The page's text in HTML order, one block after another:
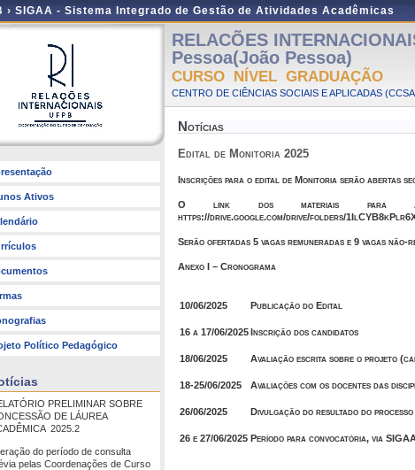
› SIGAA - Sistema Integrado de Gestão de Atividades Acadêmicas
Ativos
Político Pedagógico
PRELIMINAR SOBRE
DE LÁUREA
 2025.2
do período de consulta
pelas Coordenações de Curso
RELACÕES
Pessoa(João Pessoa)
CURSO NÍVEL GRADUAÇÃO
CENTRO DE CIÊNCIAS SOCIAIS E APLICADAS
Notícias
Edital de Monitoria 2025
Inscrições para o edital de Monitoria serão abertas
O link dos materiais para
https://drive.google.com/drive/folders/
Serão ofertadas 5 vagas remuneradas e 9 vagas não-
Anexo I – Cronograma
10/06/2025 Publicação do Edital
16 a 17/06/2025Inscrição dos candidatos
18/06/2025 Avaliação escrita sobre o projeto
18-25/06/2025 Avaliações com os docentes das
26/06/2025 Divulgação do resultado do
26 e 27/06/2025 Período para convocatória, via